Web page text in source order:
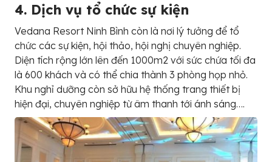
4. Dịch vụ tổ chức sự kiện
Vedana Resort Ninh Bình còn là nơi lý tưởng để tổ
chức các sự kiện, hội thảo, hội nghị chuyên nghiệp.
Diện tích rộng lớn lên đến 1000m2 với sức chứa tối đa
là 600 khách và có thể chia thành 3 phòng họp nhỏ.
Khu nghỉ dưỡng còn sở hữu hệ thống trang thiết bị
hiện đại, chuyên nghiệp từ âm thanh tới ánh sáng….